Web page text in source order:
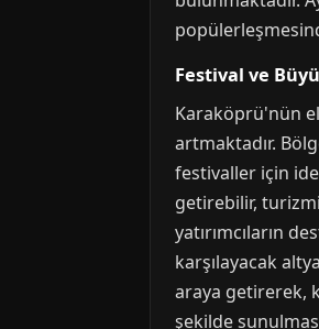
Festival ve
Karaköprü'nün
artmaktadır.
festivaller için
getirebilir,
yatırımcıların
karşılayacak
araya getirerek,
şekilde